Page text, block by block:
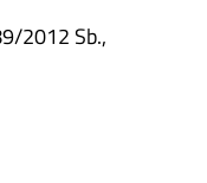
2012 Sb.,